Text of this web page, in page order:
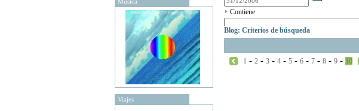
Viajes
Contiene
Blog: Criterios de búsqueda
1 - 2 - 3 - 4 - 5 - 6 - 7 - 8 - 9 - 10